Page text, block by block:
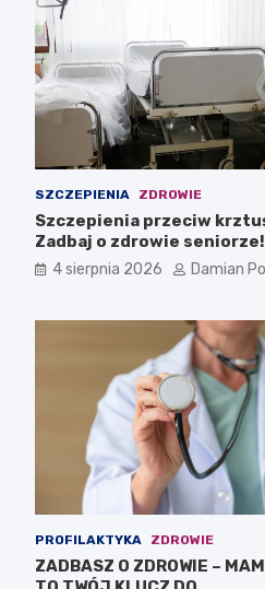
SZCZEPIENIA ZDROWIE
Szczepienia przeciw
Zadbaj o zdrowie seniorze!
4 sierpnia 2026 Damian
PROFILAKTYKA ZDROWIE
ZADBASZ O ZDROWIE –